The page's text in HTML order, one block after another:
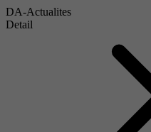
DA-Actualites
Detail